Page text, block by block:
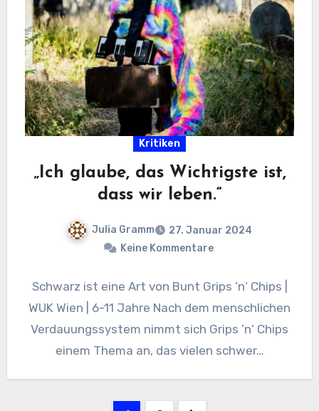
Kritiken
„Ich glaube, das Wichtigste ist,
dass wir leben.“
Julia Gramm
27. Januar 2024
Keine Kommentare
Schwarz ist eine Art von Bunt Grips ’n‘ Chips |
WUK Wien | 6-11 Jahre Nach dem menschlichen
Verdauungssystem nimmt sich Grips ’n‘ Chips
einem Thema an, das vielen schwer…